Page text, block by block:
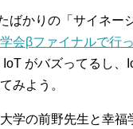
ばかりの「サイネー
会βファイナルで行
がバズってるし
みよう。
学の前野先生と幸福